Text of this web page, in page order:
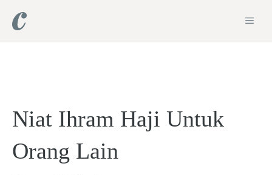
Niat Ihram Haji Untuk
Orang Lain